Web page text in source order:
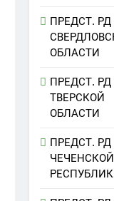
ПРЕДСТ. РД
ОБЛАСТИ
ПРЕДСТ. РД
ТВЕРСКОЙ
ОБЛАСТИ
ПРЕДСТ. РД
ЧЕЧЕНСКОЙ